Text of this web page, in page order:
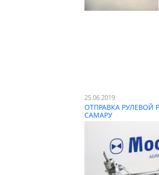
25.06.2019
ОТПРАВКА РУЛЕВОЙ
САМАРУ